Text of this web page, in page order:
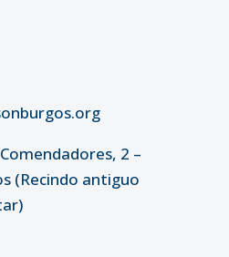
2 –
(Recindo antiguo